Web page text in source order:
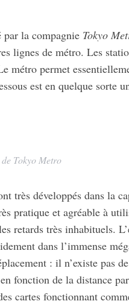
par la compagnie Tokyo
lignes de métro. Les
métro permet
est en quelque sorte
Tokyo Metro
très développés dans la
pratique et agréable à
retards très inhabituels.
dans l’immense
: il n’existe pas
fonction de la distance
cartes fonctionnant